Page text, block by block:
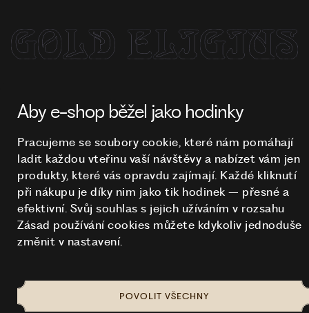
Aby e-shop běžel jako hodinky
Pracujeme se soubory cookie, které nám pomáhají
ladit každou vteřinu vaší návštěvy a nabízet vám jen
produkty, které vás opravdu zajímají. Každé kliknutí
při nákupu je díky nim jako tik hodinek – přesné a
efektivní. Svůj souhlas s jejich užíváním v rozsahu
Zásad používání cookies můžete kdykoliv jednoduše
změnit v nastavení.
POVOLIT VŠECHNY